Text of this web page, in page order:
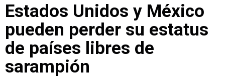
Estados Unidos y México
pueden perder su estatus
de países libres de
sarampión